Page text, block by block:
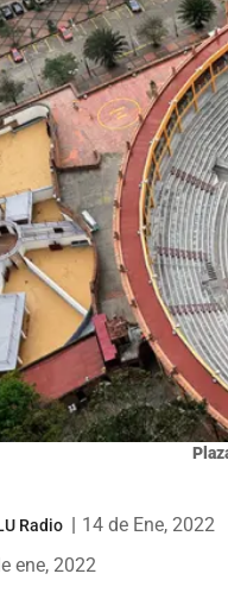
Radio
14 de Ene, 2022
ene, 2022